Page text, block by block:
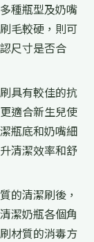
種瓶型及奶嘴
毛較硬，則可
尺寸是否合
具有較佳的抗
適合新生兒使
瓶底和奶嘴細
清潔效率和舒
的清潔刷後，
潔奶瓶各個角
材質的消毒方